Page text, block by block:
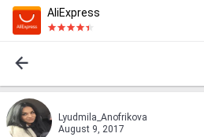
AliExpress
Lyudmila_Anofrikova
August 9, 2017